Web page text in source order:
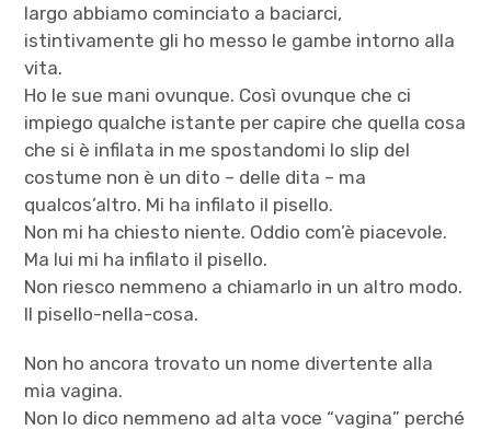
largo abbiamo cominciato a baciarci,
istintivamente gli ho messo le gambe intorno alla
vita.
Ho le sue mani ovunque. Così ovunque che ci
impiego qualche istante per capire che quella cosa
che si è infilata in me spostandomi lo slip del
costume non è un dito – delle dita – ma
qualcos’altro. Mi ha infilato il pisello.
Non mi ha chiesto niente. Oddio com’è piacevole.
Ma lui mi ha infilato il pisello.
Non riesco nemmeno a chiamarlo in un altro modo.
Il pisello-nella-cosa.
Non ho ancora trovato un nome divertente alla
mia vagina.
Non lo dico nemmeno ad alta voce “vagina” perché